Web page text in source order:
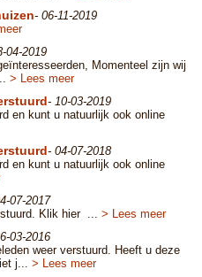
- 06-11-2019
04-2019
Momenteel zijn wij
> Lees meer
- 10-03-2019
en kunt u natuurlijk ook online
- 04-07-2018
en kunt u natuurlijk ook online
07-2017
Klik hier ... > Lees meer
03-2016
weer verstuurd. Heeft u deze
j... > Lees meer